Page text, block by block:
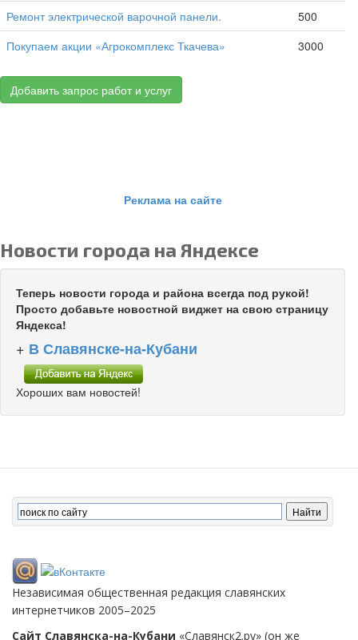
Ремонт электрической варочной панели.
500
Покупаем акции «Агрокомплекс Ткачева»
3000
Добавить запрос работ и услуг
Реклама на сайте
Новости города на Яндексе
Теперь новости города и района всегда под рукой!
Просто добавьте новостной виджет на свою страницу
Яндекса!
+ В Славянске-на-Кубани
Хороших вам новостей!
Независимая общественная редакция славянских
интернетчиков 2005–2025
Сайт Славянска-на-Кубани «Славянск2.ру» (он же